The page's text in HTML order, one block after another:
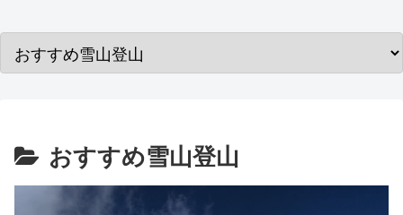
おすすめ雪山登山